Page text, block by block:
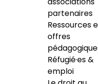
partenaires
Ressources
offres
Réfugié·es &
emploi